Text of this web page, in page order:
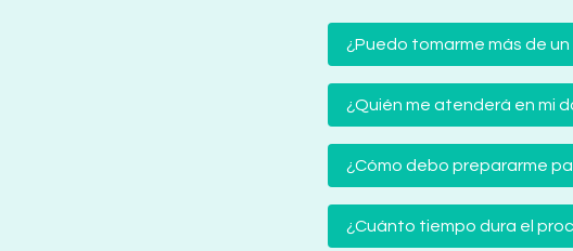
¿Puedo tomarme más de
¿Quién me atenderá en mi
¿Cómo debo prepararme
¿Cuánto tiempo dura el